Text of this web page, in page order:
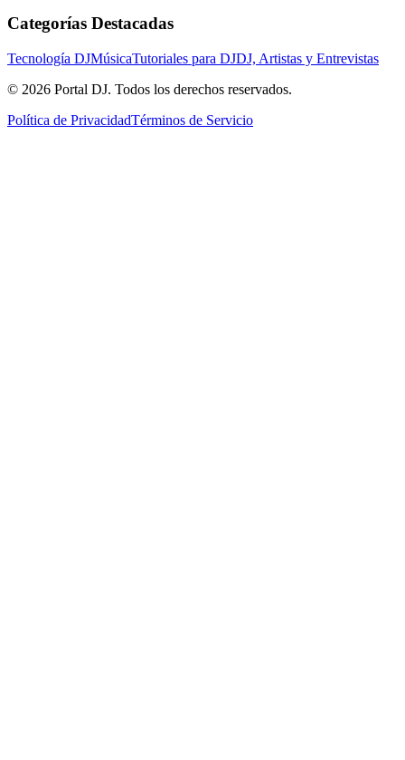
Categorías Destacadas
Tecnología DJMúsicaTutoriales para DJDJ, Artistas y Entrevistas
© 2026 Portal DJ. Todos los derechos reservados.
Política de PrivacidadTérminos de Servicio